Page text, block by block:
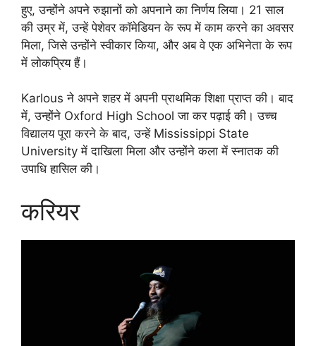
हुए, उन्होंने अपने रुझानों को अपनाने का निर्णय लिया। 21 साल
की उम्र में, उन्हें पेशेवर कॉमेडियन के रूप में काम करने का अवसर
मिला, जिसे उन्होंने स्वीकार किया, और अब वे एक अभिनेता के रूप
में लोकप्रिय हैं।
Karlous ने अपने शहर में अपनी प्राथमिक शिक्षा प्राप्त की। बाद
में, उन्होंने Oxford High School जा कर पढ़ाई की। उच्च
विद्यालय पूरा करने के बाद, उन्हें Mississippi State
University में दाखिला मिला और उन्होंने कला में स्नातक की
उपाधि हासिल की।
करियर